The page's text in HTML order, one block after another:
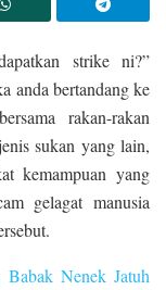
strike ni?”
anda bertandang ke
rakan-rakan
sukan yang lain,
kemampuan yang
gelagat manusia
Nenek Jatuh